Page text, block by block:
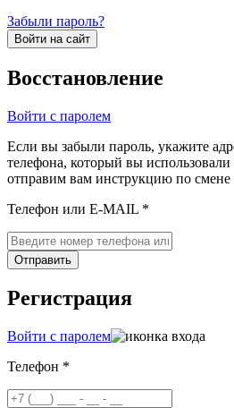
Забыли пароль?
Войти на сайт
Восстановление
Войти с паролем
Если вы забыли пароль, укажите
телефона, который вы
отправим вам инструкцию по смене
Телефон или E-MAIL *
Отправить
Регистрация
Войти с паролем
Телефон *